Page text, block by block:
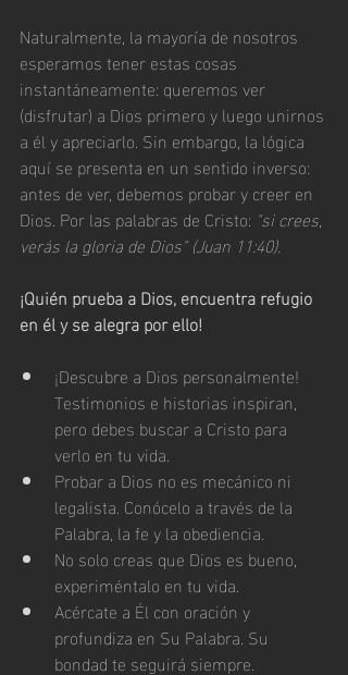
Naturalmente, la mayoría de nosotros
esperamos tener estas cosas
instantáneamente: queremos ver
(disfrutar) a Dios primero y luego unirnos
a él y apreciarlo. Sin embargo, la lógica
aquí se presenta en un sentido inverso:
antes de ver, debemos probar y creer en
Dios. Por las palabras de Cristo: "si crees,
verás la gloria de Dios" (Juan 11:40).
¡Quién prueba a Dios, encuentra refugio
en él y se alegra por ello!
¡Descubre a Dios personalmente!
Testimonios e historias inspiran,
pero debes buscar a Cristo para
verlo en tu vida.
Probar a Dios no es mecánico ni
legalista. Conócelo a través de la
Palabra, la fe y la obediencia.
No solo creas que Dios es bueno,
experiméntalo en tu vida.
Acércate a Él con oración y
profundiza en Su Palabra. Su
bondad te seguirá siempre.